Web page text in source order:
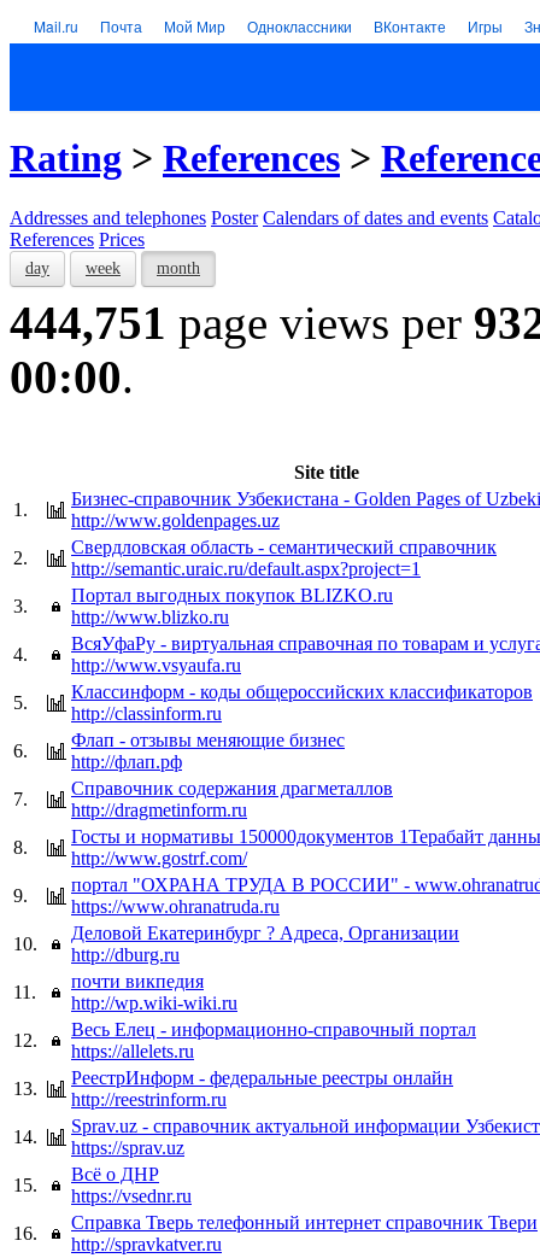
Mail.ru Почта Мой Мир Одноклассники ВКонтакте Игры
Rating > References >
Addresses and telephones Poster Calendars of dates and events
References Prices
day week month
444,751 page views per
00:00.
Site title
1.
Бизнес-справочник Узбекистана - Golden Pages of
http://www.goldenpages.uz
2.
Свердловская область - семантический справочник
http://semantic.uraic.ru/default.aspx?project=1
3.
Портал выгодных покупок BLIZKO.ru
http://www.blizko.ru
4.
ВсяУфаРу - виртуальная справочная по товарам и
http://www.vsyaufa.ru
5.
Классинформ - коды общероссийских классификаторов
http://classinform.ru
6.
Флап - отзывы меняющие бизнес
http://флап.рф
7.
Справочник содержания драгметаллов
http://dragmetinform.ru
8.
Госты и нормативы 150000документов 1Терабайт
http://www.gostrf.com/
9.
портал "ОХРАНА ТРУДА В РОССИИ" -
https://www.ohranatruda.ru
10.
Деловой Екатеринбург ? Адреса, Организации
http://dburg.ru
11.
почти викпедия
http://wp.wiki-wiki.ru
12.
Весь Елец - информационно-справочный портал
https://allelets.ru
13.
РеестрИнформ - федеральные реестры онлайн
http://reestrinform.ru
14.
Sprav.uz - cправочник актуальной информации
https://sprav.uz
15.
Всё о ДНР
https://vsednr.ru
16.
Справка Тверь телефонный интернет справочник Твери
http://spravkatver.ru